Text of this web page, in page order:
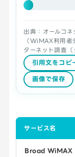
出典：オールコ
（WiMAX利用
ターネット調査（
引用文をコピ
画像で保存
サービス名
Broad WiMAX